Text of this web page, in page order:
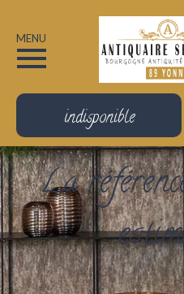
MENU
indisponible
La